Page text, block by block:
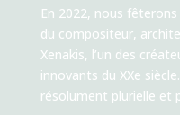
En 2022, nous
du compositeur,
Xenakis, l’un des
innovants du XXe
résolument plurielle et